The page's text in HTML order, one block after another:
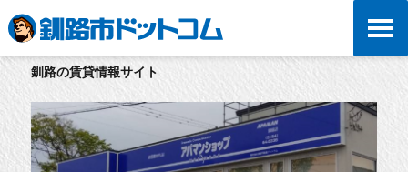
釧路の賃貸情報サイト